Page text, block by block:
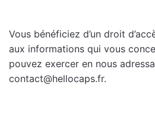
Vous bénéficiez d’un droit
aux informations qui vous
pouvez exercer en nous
contact@hellocaps.fr.